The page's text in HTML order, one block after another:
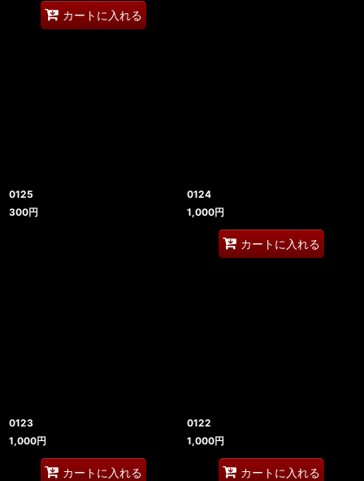
カートに入れる
0125
300円
0124
1,000円
カートに入れる
0123
1,000円
カートに入れる
0122
1,000円
カートに入れる